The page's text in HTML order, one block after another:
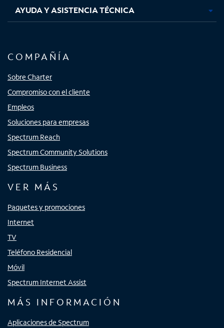
AYUDA Y ASISTENCIA TÉCNICA
COMPAÑÍA
Sobre Charter
Compromiso con el cliente
Empleos
Soluciones para empresas
Spectrum Reach
Spectrum Community Solutions
Spectrum Business
VER MÁS
Paquetes y promociones
Internet
TV
Teléfono Residencial
Móvil
Spectrum Internet Assist
MÁS INFORMACIÓN
Aplicaciones de Spectrum